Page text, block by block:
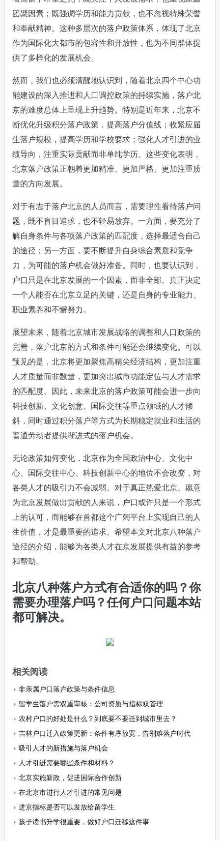
团聚因素；既强调学历和能力贡献，也不忽视特殊荣誉
和奉献精神。这种多层次的落户政策体系，体现了北京
作为国际化大都市的包容性和开放性，也为不同群体提
供了多样化的发展机会。
然而，我们也必须清醒地认识到，随着北京四个中心功
能建设的深入推进和人口调控政策的持续实施，落户北
京的难度总体上呈现上升趋势。特别是近年来，北京不
断优化升级积分落户政策，提高落户分值线；收紧应届
生落户规模，提高学历和学校要求；强化人才引进的业
绩导向，注重实际贡献而非单纯学历。这些变化表明，
北京落户政策正朝着更加精准、更加严格、更加注重质
量的方向发展。
对于有志于落户北京的人员而言，需要理性看待落户问
题，既不盲目追求，也不轻易放弃。一方面，要充分了
解自身条件与各项落户政策的匹配度，选择最适合自己
的途径；另一方面，要不断提升自身综合素质和竞争
力，为可能的落户机会做好准备。同时，也要认识到，
户口只是在北京发展的一个因素，而非全部。真正决定
一个人能否在北京立足的关键，还是自身的专业能力、
职业素养和不懈努力。
展望未来，随着北京城市发展战略的调整和人口政策的
完善，落户北京的方式和条件可能还会继续变化。可以
预见的是，北京将更加聚焦高精尖经济结构，更加注重
人才质量而非数量，更加突出城市功能定位与人才需求
的匹配度。因此，未来北京的落户政策可能会进一步向
科技创新、文化创意、国际交往等重点领域的人才倾
斜，同时通过积分落户等方式为长期稳定就业和生活的
普通劳动者提供渐进式的落户机会。
无论政策如何变化，北京作为全国政治中心、文化中
心、国际交往中心、科技创新中心的地位不会改变，对
各类人才的吸引力不会减弱。对于真正热爱北京、愿意
为北京发展做出贡献的人来说，户口或许只是一个形式
上的认可，而能够在首都这个广阔平台上实现自己的人
生价值，才是最重要的追求。希望本文对北京八种落户
途径的介绍，能够为各类人才在京发展提供有益的参考
和帮助。
北京八种落户方式有合适你的吗？你
需要办理落户吗？任何户口问题本站
都可解决。
相关阅读
非亲属户口落户政策与条件信息
留学生落户需双重审核：公司资质与指标双管理
农村户口的好处是什么？到底要不要迁到城市里去？
吉林户口迁入政策更新：条件有序放宽，告别难落户时代
吸引人才的新措施与落户机会
人才引进需要哪些条件和材料？
北京实施新政，促进国际合作创新
在北京市进行人才引进的常见问题
进京指标是否可以发放给留学生
孩子读书升学很重要，做好户口迁移这件事